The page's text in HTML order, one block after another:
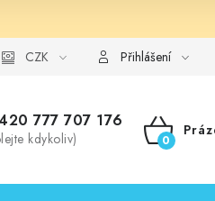
osobních údajů
CZK Přihlášení
777 707 176
kdykoliv)